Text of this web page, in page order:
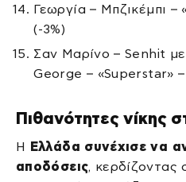
Γεωργία – Μπζικέμπι
(-3%)
Σαν Μαρίνο – Senhit
George – «Superstar» –
Πιθανότητες νίκης
Η
Ελλάδα συνέχισε να
αποδόσεις, κερδίζοντας